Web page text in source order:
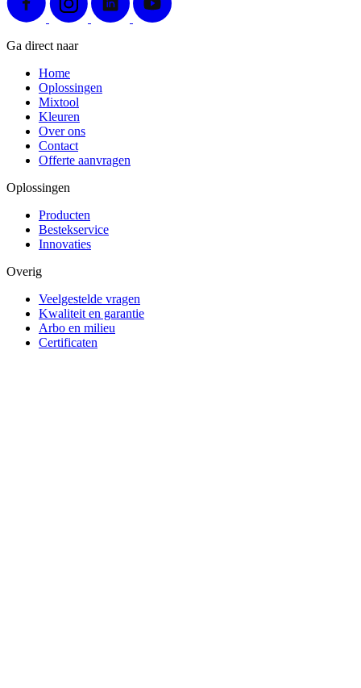
Ga direct naar
Home
Oplossingen
Mixtool
Kleuren
Over ons
Contact
Offerte aanvragen
Oplossingen
Producten
Bestekservice
Innovaties
Overig
Veelgestelde vragen
Kwaliteit en garantie
Arbo en milieu
Certificaten